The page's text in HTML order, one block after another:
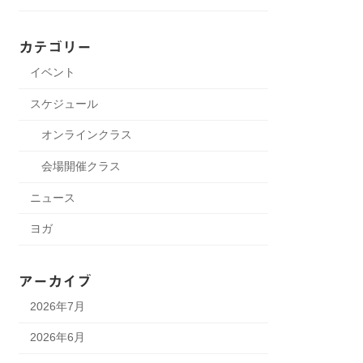
カテゴリー
イベント
スケジュール
オンラインクラス
会場開催クラス
ニュース
ヨガ
アーカイブ
2026年7月
2026年6月